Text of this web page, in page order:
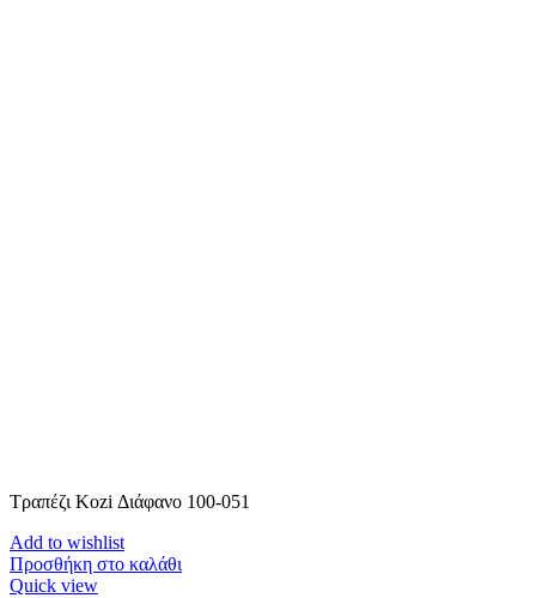
Τραπέζι Kozi Διάφανο 100-051
Add to wishlist
Προσθήκη στο καλάθι
Quick view